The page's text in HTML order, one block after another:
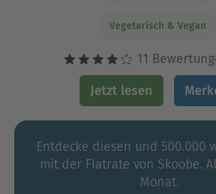
Vegetarisch & Vegan
11
Jetzt lesen
Entdecke diesen und 500.000
mit der Flatrate von Skoobe.
Monat.